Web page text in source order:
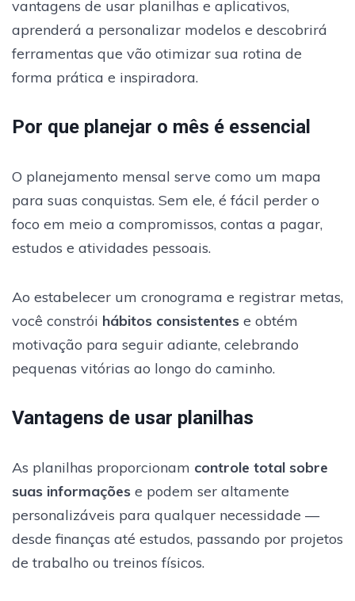
vantagens de usar planilhas e aplicativos,
aprenderá a personalizar modelos e descobrirá
ferramentas que vão otimizar sua rotina de
forma prática e inspiradora.
Por que planejar o mês é essencial
O planejamento mensal serve como um mapa
para suas conquistas. Sem ele, é fácil perder o
foco em meio a compromissos, contas a pagar,
estudos e atividades pessoais.
Ao estabelecer um cronograma e registrar metas,
você constrói hábitos consistentes e obtém
motivação para seguir adiante, celebrando
pequenas vitórias ao longo do caminho.
Vantagens de usar planilhas
As planilhas proporcionam controle total sobre
suas informações e podem ser altamente
personalizáveis para qualquer necessidade —
desde finanças até estudos, passando por projetos
de trabalho ou treinos físicos.